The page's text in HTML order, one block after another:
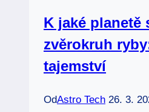
K jaké planetě
zvěrokruh
tajemství
OdAstro Tech 26. 3.